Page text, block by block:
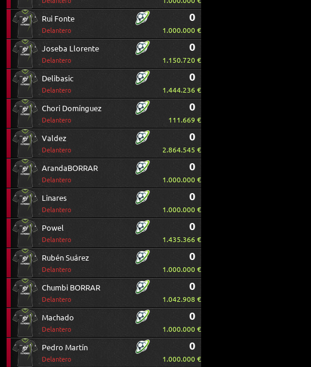
Rui Fonte
Delantero
0
1.000.000 €
Joseba Llorente
Delantero
0
1.150.720 €
Delibasic
Delantero
0
1.444.236 €
Chori Domínguez
Delantero
0
111.669 €
Valdez
Delantero
0
2.864.545 €
ArandaBORRAR
Delantero
0
1.000.000 €
Linares
Delantero
0
1.000.000 €
Powel
Delantero
0
1.435.366 €
Rubén Suárez
Delantero
0
1.000.000 €
Chumbi BORRAR
Delantero
0
1.042.908 €
Machado
Delantero
0
1.000.000 €
Pedro Martín
Delantero
0
1.000.000 €